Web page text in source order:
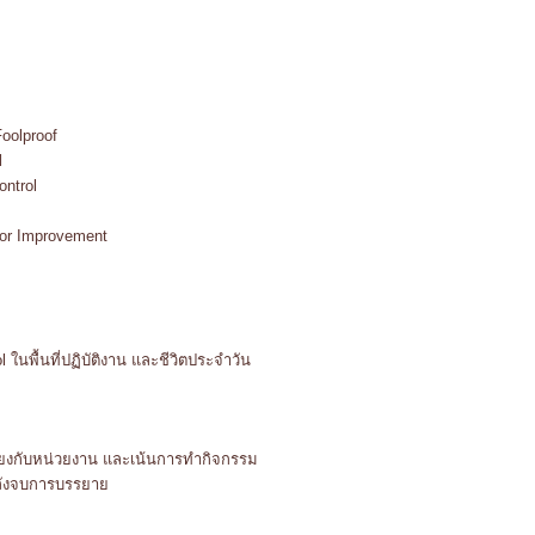
Improvement
ในพื้นที่ปฏิบัติงาน และชีวิตประจำวัน
กับหน่วยงาน และเน้นการทำกิจกรรม
จบการบรรยาย